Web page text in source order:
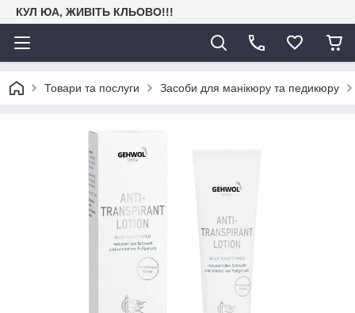
КУЛ ЮА, ЖИВІТЬ КЛЬОВО!!!
Товари та послуги Засоби для манікюру та педикюру